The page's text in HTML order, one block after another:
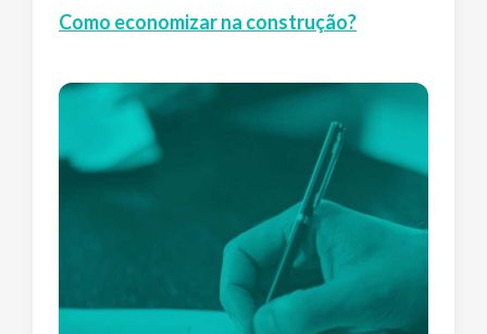
Como economizar na construção?